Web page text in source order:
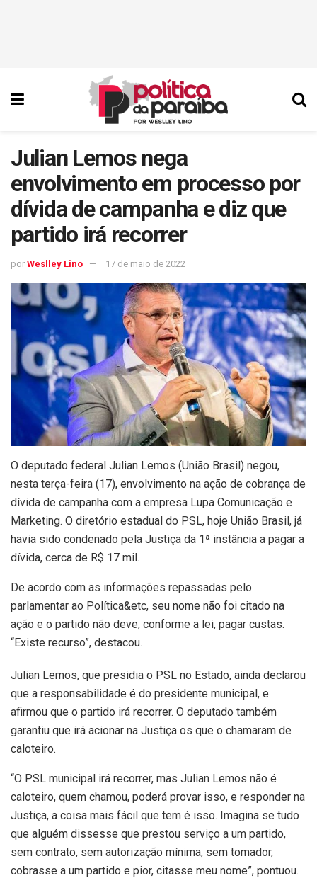
Julian Lemos nega
envolvimento em processo por
dívida de campanha e diz que
partido irá recorrer
por Weslley Lino 17 de maio de 2022
O deputado federal Julian Lemos (União Brasil) negou,
nesta terça-feira (17), envolvimento na ação de cobrança de
dívida de campanha com a empresa Lupa Comunicação e
Marketing. O diretório estadual do PSL, hoje União Brasil, já
havia sido condenado pela Justiça da 1ª instância a pagar a
dívida, cerca de R$ 17 mil.
De acordo com as informações repassadas pelo
parlamentar ao Política&etc, seu nome não foi citado na
ação e o partido não deve, conforme a lei, pagar custas.
“Existe recurso”, destacou.
Julian Lemos, que presidia o PSL no Estado, ainda declarou
que a responsabilidade é do presidente municipal, e
afirmou que o partido irá recorrer. O deputado também
garantiu que irá acionar na Justiça os que o chamaram de
caloteiro.
“O PSL municipal irá recorrer, mas Julian Lemos não é
caloteiro, quem chamou, poderá provar isso, e responder na
Justiça, a coisa mais fácil que tem é isso. Imagina se tudo
que alguém dissesse que prestou serviço a um partido,
sem contrato, sem autorização mínima, sem tomador,
cobrasse a um partido e pior, citasse meu nome”, pontuou.